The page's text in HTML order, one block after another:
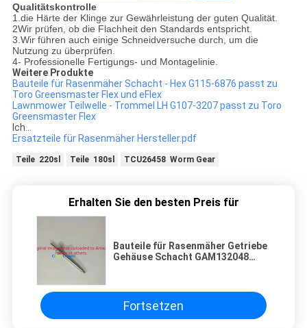
Qualitätskontrolle
1.die Härte der Klinge zur Gewährleistung der guten Qualität.
2Wir prüfen, ob die Flachheit den Standards entspricht.
3.Wir führen auch einige Schneidversuche durch, um die
Nutzung zu überprüfen.
4- Professionelle Fertigungs- und Montagelinie.
Weitere Produkte
Bauteile für Rasenmäher Schacht - Hex G115-6876 passt zu
Toro Greensmaster Flex und eFlex
Lawnmower Teilwelle - Trommel LH G107-3207 passt zu Toro
Greensmaster Flex
Ich...
Ersatzteile für Rasenmäher Hersteller.pdf
Teile 220sl Teile 180sl TCU26458 Worm Gear
Erhalten Sie den besten Preis für
Bauteile für Rasenmäher Getriebe
Gehäuse Schacht GAM132048
Fortsetzen